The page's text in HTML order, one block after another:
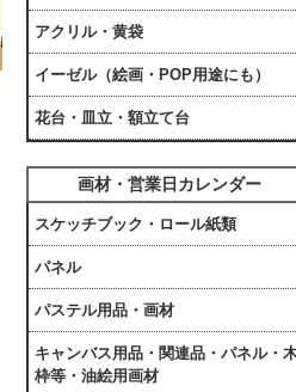
アクリル・黄袋
イーゼル（絵画・POP用途にも）
花台・皿立・額立て台
画材・営業日カレンダー
スケッチブック・ロール紙類
パネル
パステル用品・画材
キャンバス用品・関連品・パネル・
枠等・油絵用画材